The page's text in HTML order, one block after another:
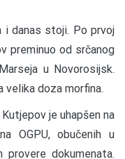
i danas stoji. Po prvoj
preminuo od srčanog
u Novorosijsk.
velika doza morfina.
je uhapšen na
OGPU, obučenih u
dokumenata.